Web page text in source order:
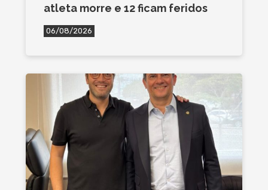
atleta morre e 12 ficam feridos
06/08/2026